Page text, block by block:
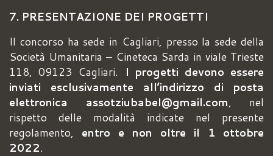
7. PRESENTAZIONE DEI PROGETTI
Il concorso ha sede in Cagliari, presso la sede della
Società Umanitaria – Cineteca Sarda in viale Trieste
118, 09123 Cagliari.
I progetti devono essere
inviati esclusivamente all’indirizzo di posta
elettronica assotziubabel@gmail.com, nel
rispetto delle modalità indicate nel presente
regolamento, entro e non oltre il 1 ottobre
2022.